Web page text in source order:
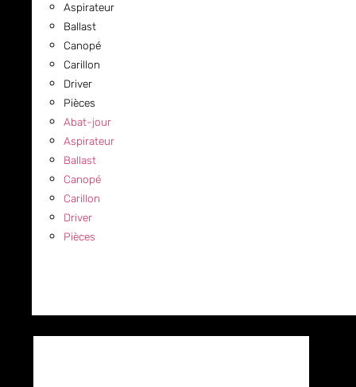
Aspirateur
Ballast
Canopé
Carillon
Driver
Pièces
Abat-jour
Aspirateur
Ballast
Canopé
Carillon
Driver
Pièces